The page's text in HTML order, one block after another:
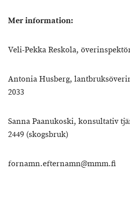
Mer information:
Veli-Pekka Reskola,
Antonia Husberg,
2033
Sanna Paanukoski, konsultativ
2449 (skogsbruk)
fornamn.efternamn@mmm.fi